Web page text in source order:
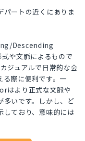
パートの近くにありま
Descending
や文脈によるもので
ュアルで日常的な会
る際に便利です。一
より正式な文脈や
多いです。しかし、ど
しており、意味的には